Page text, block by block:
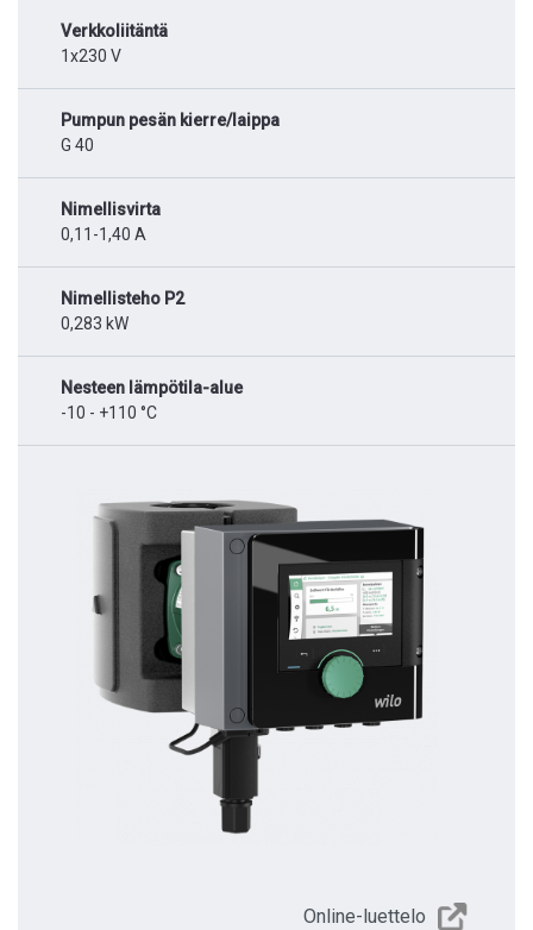
Verkkoliitäntä
1x230 V
Pumpun pesän kierre/laippa
G 40
Nimellisvirta
0,11-1,40 A
Nimellisteho P2
0,283 kW
Nesteen lämpötila-alue
-10 - +110 °C
Online-luettelo